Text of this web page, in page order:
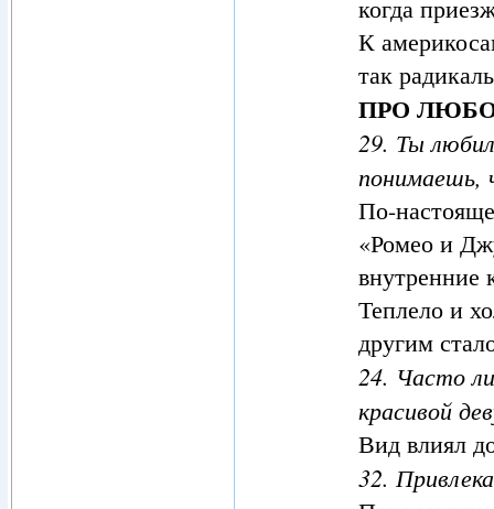
когда
К
так
ПРО
29. Ты
понимаешь,
По-
«Ромео и
внутренние
Теплело и
другим
24. Часто
красивой
Вид влиял
32.